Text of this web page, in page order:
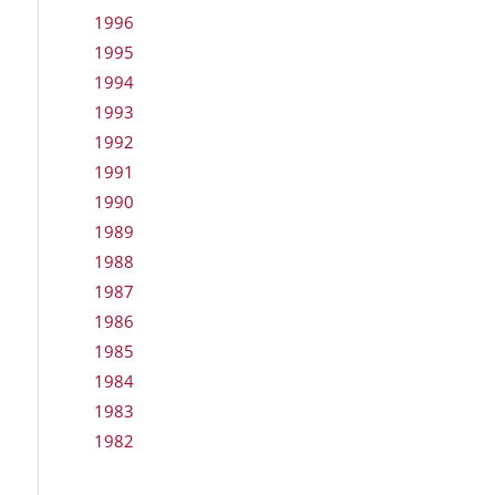
1996
1995
1994
1993
1992
1991
1990
1989
1988
1987
1986
1985
1984
1983
1982